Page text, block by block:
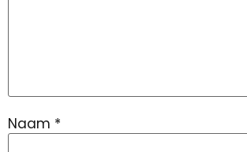
Naam *